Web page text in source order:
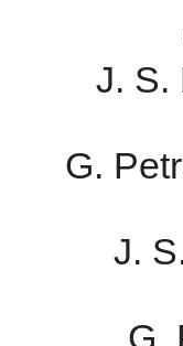
J.
G.